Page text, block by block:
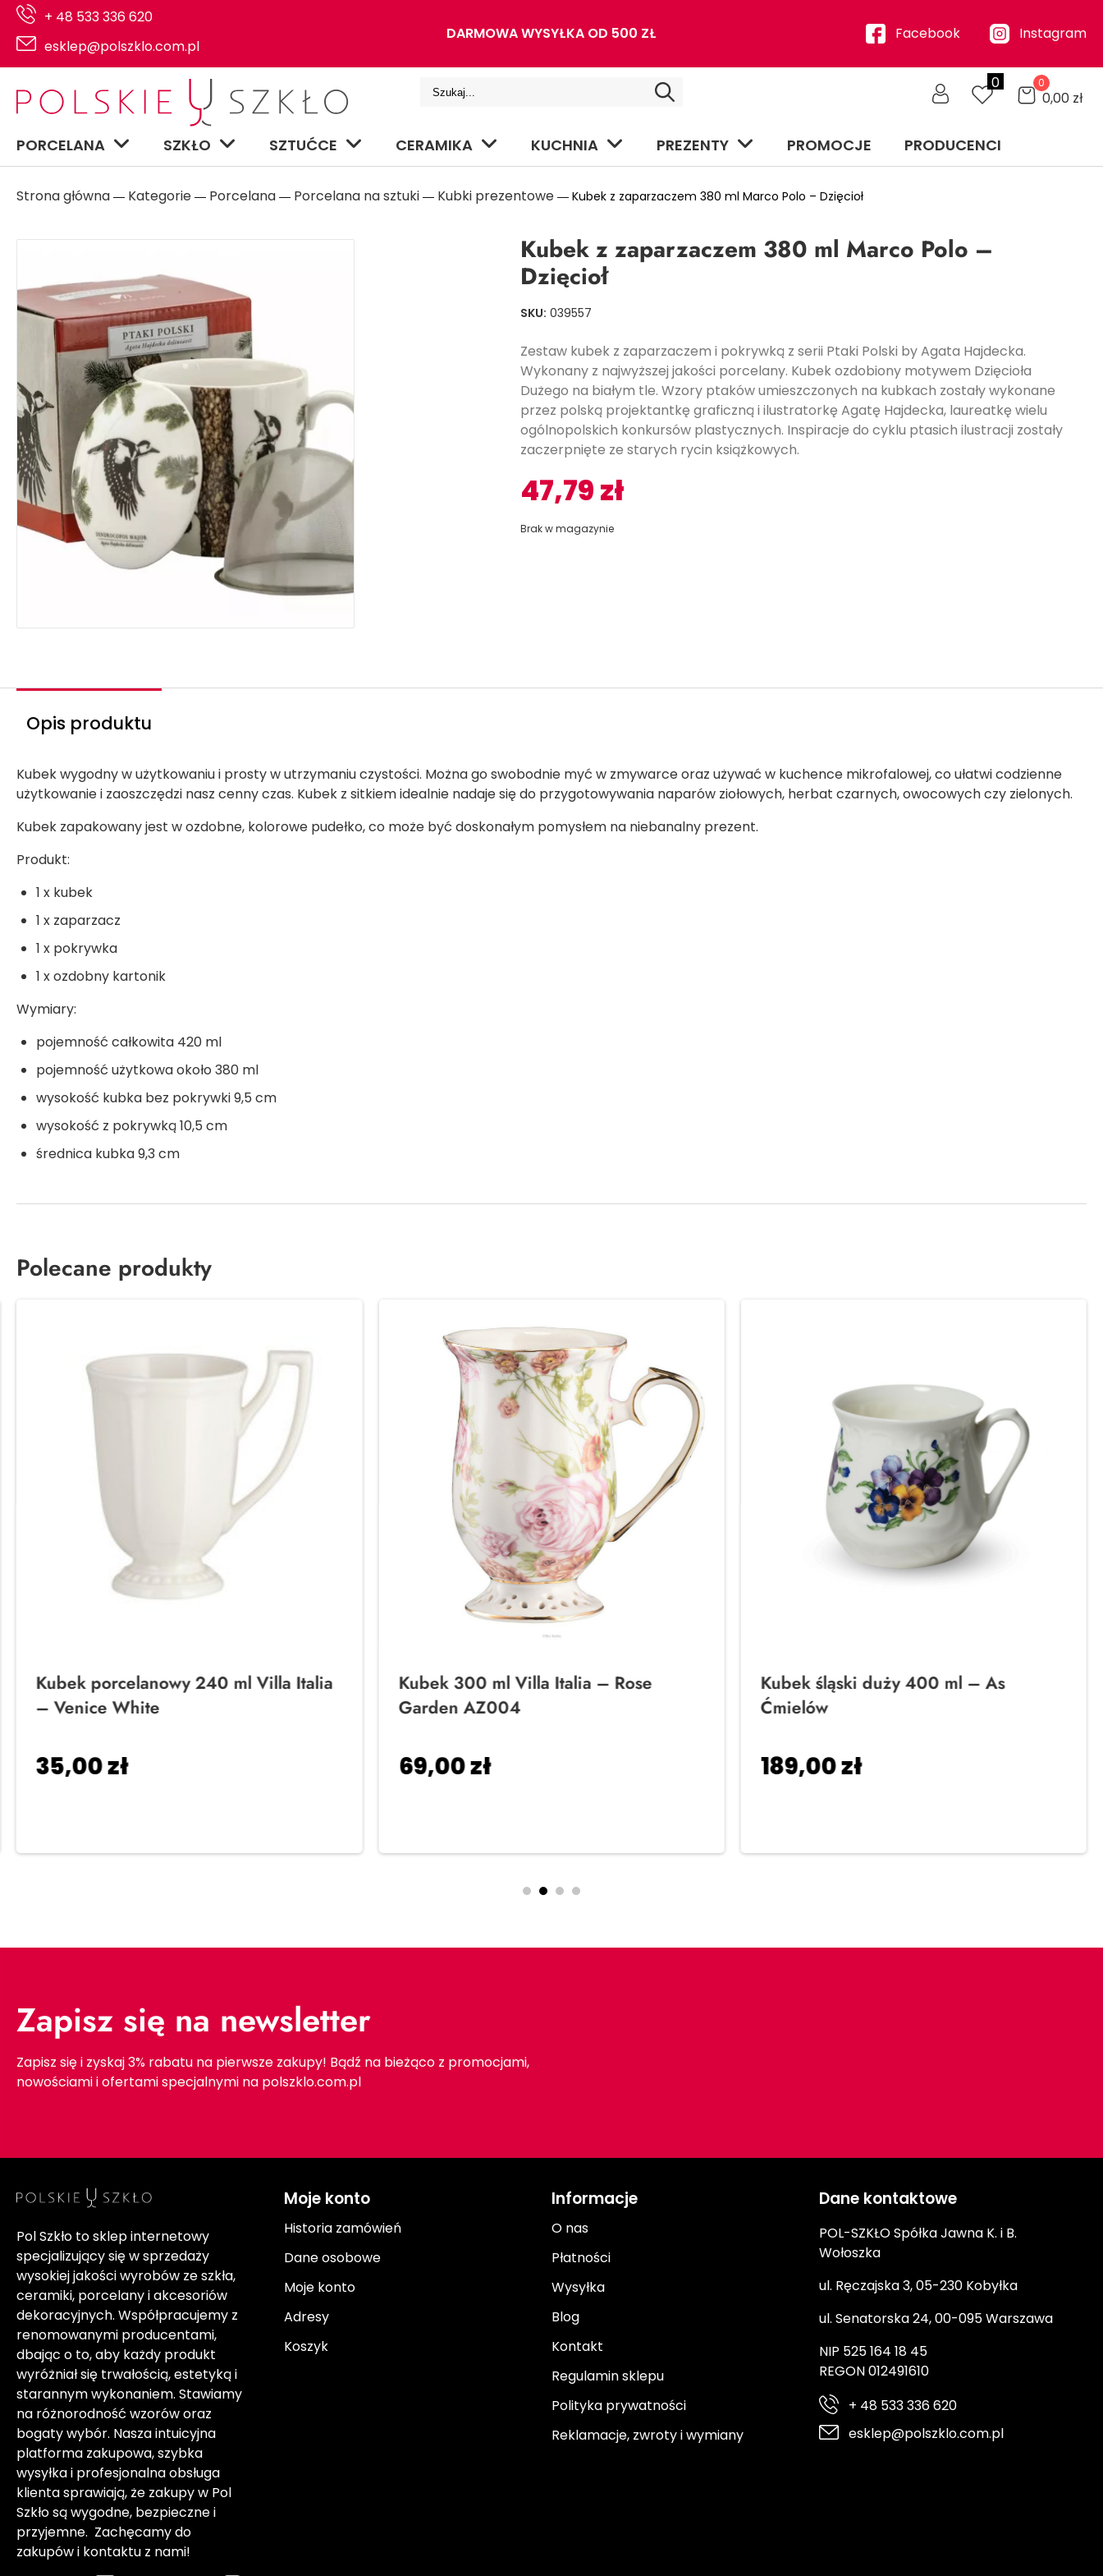
+ 48 533 336 620
esklep@polszklo.com.pl
DARMOWA WYSYŁKA OD 500 ZŁ Facebook Instagram
0 0
0,00 zł
PORCELANA SZKŁO SZTUĆCE CERAMIKA KUCHNIA PREZENTY PROMOCJE PRODUCENCI
Strona główna ― Kategorie ― Porcelana ― Porcelana na sztuki ― Kubki prezentowe ― Kubek z zaparzaczem 380 ml Marco Polo – Dzięcioł
Kubek z zaparzaczem 380 ml Marco Polo –
Dzięcioł
SKU: 039557
Zestaw kubek z zaparzaczem i pokrywką z serii Ptaki Polski by Agata Hajdecka.
Wykonany z najwyższej jakości porcelany. Kubek ozdobiony motywem Dzięcioła
Dużego na białym tle. Wzory ptaków umieszczonych na kubkach zostały wykonane
przez polską projektantkę graficzną i ilustratorkę Agatę Hajdecka, laureatkę wielu
ogólnopolskich konkursów plastycznych. Inspiracje do cyklu ptasich ilustracji zostały
zaczerpnięte ze starych rycin książkowych.
47,79zł
Brak w magazynie
Opis produktu
Kubek wygodny w użytkowaniu i prosty w utrzymaniu czystości. Można go swobodnie myć w zmywarce oraz używać w kuchence mikrofalowej, co ułatwi codzienne
użytkowanie i zaoszczędzi nasz cenny czas. Kubek z sitkiem idealnie nadaje się do przygotowywania naparów ziołowych, herbat czarnych, owocowych czy zielonych.
Kubek zapakowany jest w ozdobne, kolorowe pudełko, co może być doskonałym pomysłem na niebanalny prezent.
Produkt:
1 x kubek
1 x zaparzacz
1 x pokrywka
1 x ozdobny kartonik
Wymiary:
pojemność całkowita 420 ml
pojemność użytkowa około 380 ml
wysokość kubka bez pokrywki 9,5 cm
wysokość z pokrywką 10,5 cm
średnica kubka 9,3 cm
Polecane produkty
Kubek porcelanowy 240 ml Villa Italia
– Venice White
35,00zł
Kubek 300 ml Villa Italia – Rose
Garden AZ004
69,00zł
Kubek śląski duży 400 ml – As
Ćmielów
189,00zł
Zapisz się na newsletter
Zapisz się i zyskaj 3% rabatu na pierwsze zakupy! Bądź na bieżąco z promocjami,
nowościami i ofertami specjalnymi na polszklo.com.pl
Pol Szkło to sklep internetowy
specjalizujący się w sprzedaży
wysokiej jakości wyrobów ze szkła,
ceramiki, porcelany i akcesoriów
dekoracyjnych. Współpracujemy z
renomowanymi producentami,
dbając o to, aby każdy produkt
wyróżniał się trwałością, estetyką i
starannym wykonaniem. Stawiamy
na różnorodność wzorów oraz
bogaty wybór. Nasza intuicyjna
platforma zakupowa, szybka
wysyłka i profesjonalna obsługa
klienta sprawiają, że zakupy w Pol
Szkło są wygodne, bezpieczne i
przyjemne. Zachęcamy do
zakupów i kontaktu z nami!
Moje konto
Historia zamówień
Dane osobowe
Moje konto
Adresy
Koszyk
Informacje
O nas
Płatności
Wysyłka
Blog
Kontakt
Regulamin sklepu
Polityka prywatności
Reklamacje, zwroty i wymiany
Dane kontaktowe
POL-SZKŁO Spółka Jawna K. i B.
Wołoszka
ul. Ręczajska 3, 05-230 Kobyłka
ul. Senatorska 24, 00-095 Warszawa
NIP 525 164 18 45
REGON 012491610
+ 48 533 336 620
esklep@polszklo.com.pl